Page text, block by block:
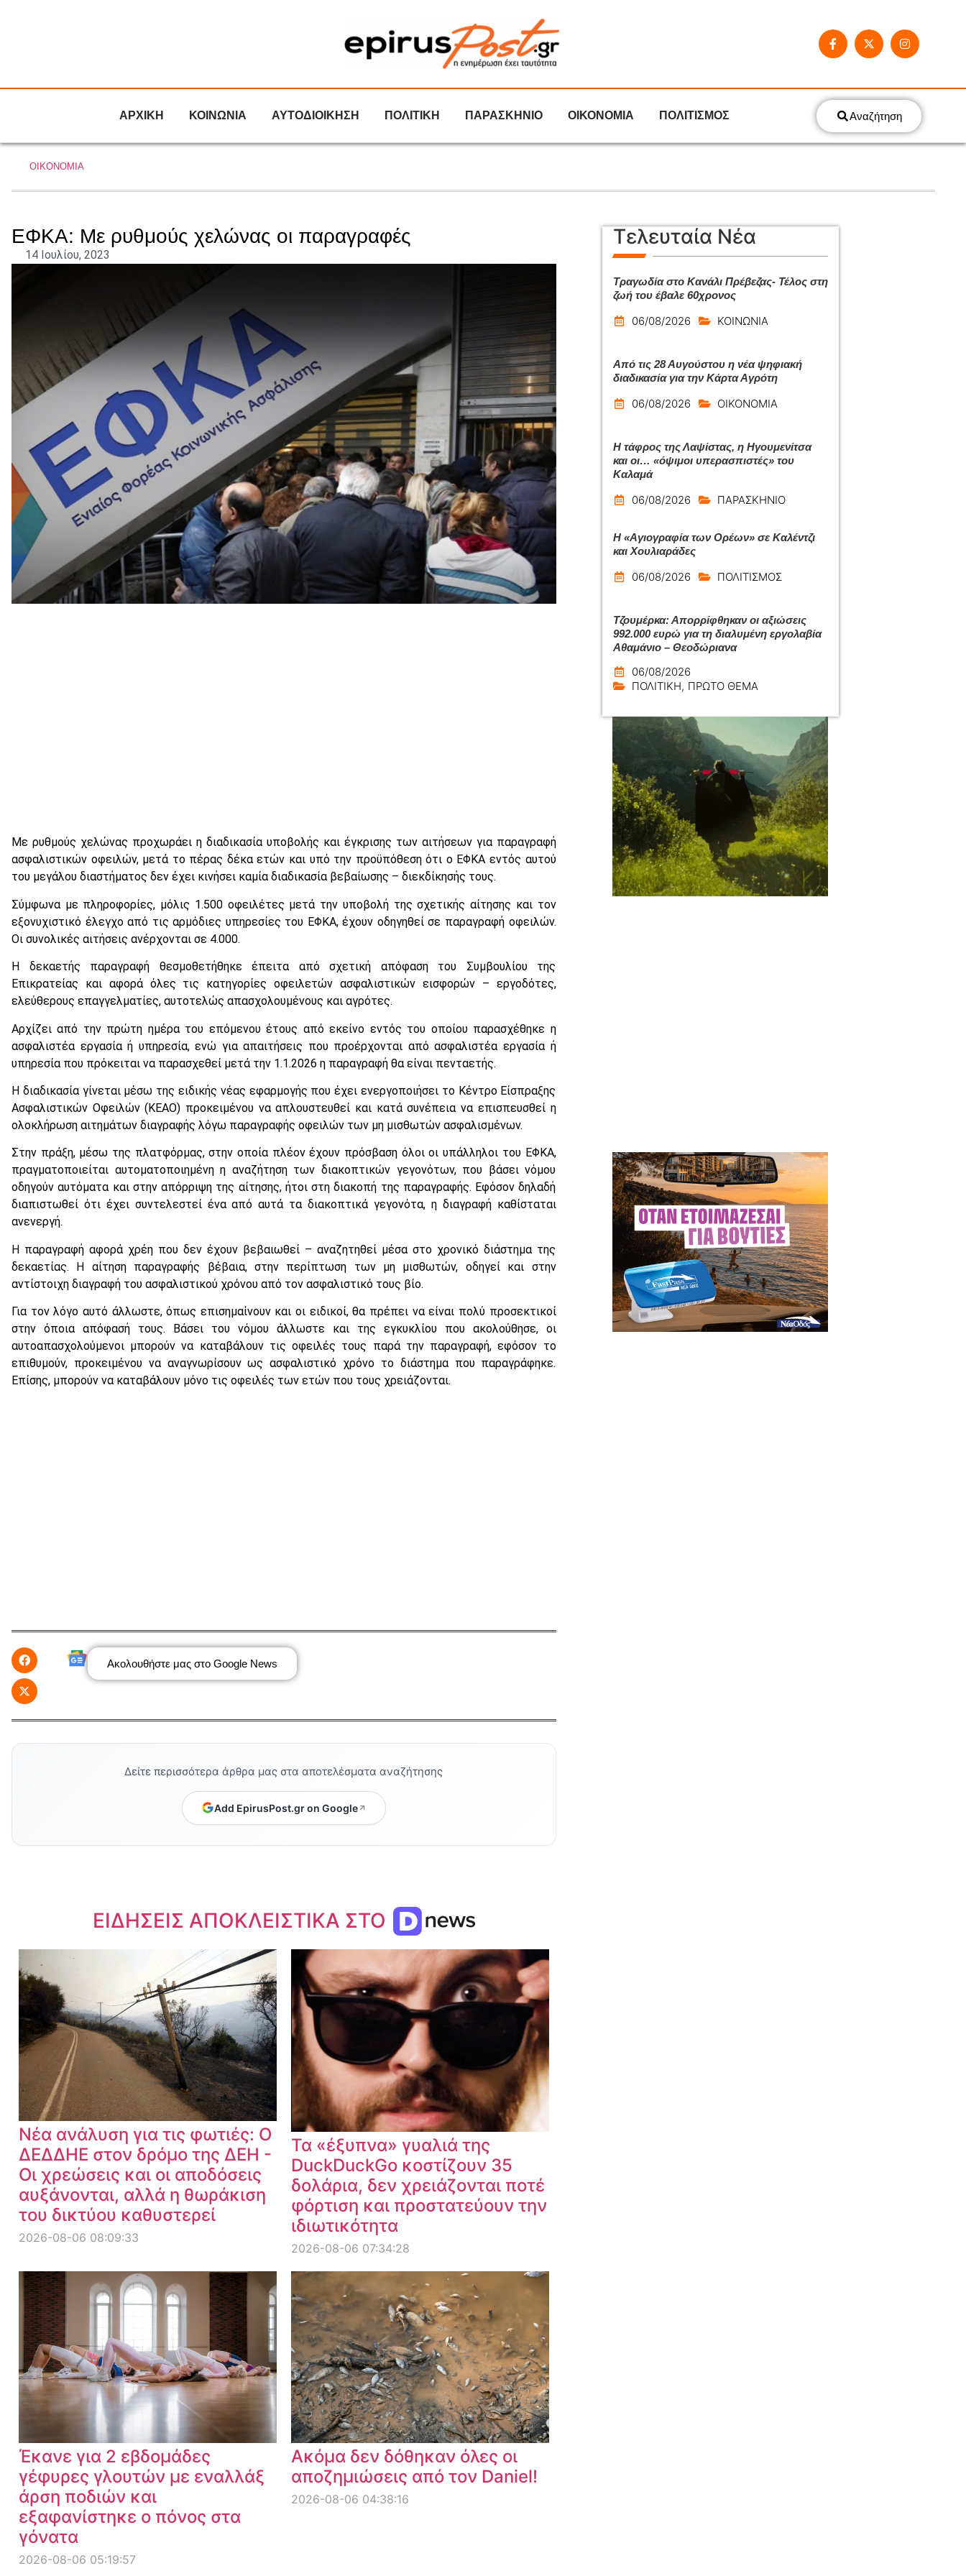
ΑΡΧΙΚΗ ΚΟΙΝΩΝΙΑ ΑΥΤΟΔΙΟΙΚΗΣΗ ΠΟΛΙΤΙΚΗ ΠΑΡΑΣΚΗΝΙΟ ΟΙΚΟΝΟΜΙΑ ΠΟΛΙΤΙΣΜΟΣ Αναζήτηση
ΟΙΚΟΝΟΜΙΑ
ΕΦΚΑ: Με ρυθμούς χελώνας οι παραγραφές
14 Ιουλίου, 2023
Με ρυθμούς χελώνας προχωράει η διαδικασία υποβολής και έγκρισης των αιτήσεων για παραγραφή
ασφαλιστικών οφειλών, μετά το πέρας δέκα ετών και υπό την προϋπόθεση ότι ο ΕΦΚΑ εντός αυτού
του μεγάλου διαστήματος δεν έχει κινήσει καμία διαδικασία βεβαίωσης – διεκδίκησής τους.
Σύμφωνα με πληροφορίες, μόλις 1.500 οφειλέτες μετά την υποβολή της σχετικής αίτησης και τον
εξονυχιστικό έλεγχο από τις αρμόδιες υπηρεσίες του ΕΦΚΑ, έχουν οδηγηθεί σε παραγραφή οφειλών.
Οι συνολικές αιτήσεις ανέρχονται σε 4.000.
Η δεκαετής παραγραφή θεσμοθετήθηκε έπειτα από σχετική απόφαση του Συμβουλίου της
Επικρατείας και αφορά όλες τις κατηγορίες οφειλετών ασφαλιστικών εισφορών – εργοδότες,
ελεύθερους επαγγελματίες, αυτοτελώς απασχολουμένους και αγρότες.
Αρχίζει από την πρώτη ημέρα του επόμενου έτους από εκείνο εντός του οποίου παρασχέθηκε η
ασφαλιστέα εργασία ή υπηρεσία, ενώ για απαιτήσεις που προέρχονται από ασφαλιστέα εργασία ή
υπηρεσία που πρόκειται να παρασχεθεί μετά την 1.1.2026 η παραγραφή θα είναι πενταετής.
Η διαδικασία γίνεται μέσω της ειδικής νέας εφαρμογής που έχει ενεργοποιήσει το Κέντρο Είσπραξης
Ασφαλιστικών Οφειλών (ΚΕΑΟ) προκειμένου να απλουστευθεί και κατά συνέπεια να επισπευσθεί η
ολοκλήρωση αιτημάτων διαγραφής λόγω παραγραφής οφειλών των μη μισθωτών ασφαλισμένων.
Στην πράξη, μέσω της πλατφόρμας, στην οποία πλέον έχουν πρόσβαση όλοι οι υπάλληλοι του ΕΦΚΑ,
πραγματοποιείται αυτοματοποιημένη η αναζήτηση των διακοπτικών γεγονότων, που βάσει νόμου
οδηγούν αυτόματα και στην απόρριψη της αίτησης, ήτοι στη διακοπή της παραγραφής. Εφόσον δηλαδή
διαπιστωθεί ότι έχει συντελεστεί ένα από αυτά τα διακοπτικά γεγονότα, η διαγραφή καθίσταται
ανενεργή.
Η παραγραφή αφορά χρέη που δεν έχουν βεβαιωθεί – αναζητηθεί μέσα στο χρονικό διάστημα της
δεκαετίας. Η αίτηση παραγραφής βέβαια, στην περίπτωση των μη μισθωτών, οδηγεί και στην
αντίστοιχη διαγραφή του ασφαλιστικού χρόνου από τον ασφαλιστικό τους βίο.
Για τον λόγο αυτό άλλωστε, όπως επισημαίνουν και οι ειδικοί, θα πρέπει να είναι πολύ προσεκτικοί
στην όποια απόφασή τους. Βάσει του νόμου άλλωστε και της εγκυκλίου που ακολούθησε, οι
αυτοαπασχολούμενοι μπορούν να καταβάλουν τις οφειλές τους παρά την παραγραφή, εφόσον το
επιθυμούν, προκειμένου να αναγνωρίσουν ως ασφαλιστικό χρόνο το διάστημα που παραγράφηκε.
Επίσης, μπορούν να καταβάλουν μόνο τις οφειλές των ετών που τους χρειάζονται.
Ακολουθήστε μας στο Google News
Δείτε περισσότερα άρθρα μας στα αποτελέσματα αναζήτησης
Add EpirusPost.gr on Google
ΕΙΔΗΣΕΙΣ ΑΠΟΚΛΕΙΣΤΙΚΑ ΣΤΟ
Dnews.gr
Νέα ανάλυση για τις φωτιές: Ο
ΔΕΔΔΗΕ στον δρόμο της ΔΕΗ -
Οι χρεώσεις και οι αποδόσεις
αυξάνονται, αλλά η θωράκιση
του δικτύου καθυστερεί
2026-08-06 08:09:33
Τα «έξυπνα» γυαλιά της
DuckDuckGo κοστίζουν 35
δολάρια, δεν χρειάζονται ποτέ
φόρτιση και προστατεύουν την
ιδιωτικότητα
2026-08-06 07:34:28
Έκανε για 2 εβδομάδες
γέφυρες γλουτών με εναλλάξ
άρση ποδιών και
εξαφανίστηκε ο πόνος στα
γόνατα
2026-08-06 05:19:57
Ακόμα δεν δόθηκαν όλες οι
αποζημιώσεις από τον Daniel!
2026-08-06 04:38:16
Τελευταία Νέα
Τραγωδία στο Κανάλι Πρέβεζας- Τέλος στη
ζωή του έβαλε 60χρονος
06/08/2026 ΚΟΙΝΩΝΙΑ
Από τις 28 Αυγούστου η νέα ψηφιακή
διαδικασία για την Κάρτα Αγρότη
06/08/2026 ΟΙΚΟΝΟΜΙΑ
Η τάφρος της Λαψίστας, η Ηγουμενίτσα
και οι… «όψιμοι υπερασπιστές» του
Καλαμά
06/08/2026 ΠΑΡΑΣΚΗΝΙΟ
Η «Αγιογραφία των Ορέων» σε Καλέντζι
και Χουλιαράδες
06/08/2026 ΠΟΛΙΤΙΣΜΟΣ
Τζουμέρκα: Απορρίφθηκαν οι αξιώσεις
992.000 ευρώ για τη διαλυμένη εργολαβία
Αθαμάνιο – Θεοδώριανα
06/08/2026
ΠΟΛΙΤΙΚΗ, ΠΡΩΤΟ ΘΕΜΑ